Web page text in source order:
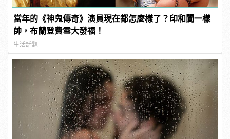
當年的《神鬼傳奇》演員現在都怎麼樣了？印和闐一樣
帥，布蘭登費雪大發福！
生活話題